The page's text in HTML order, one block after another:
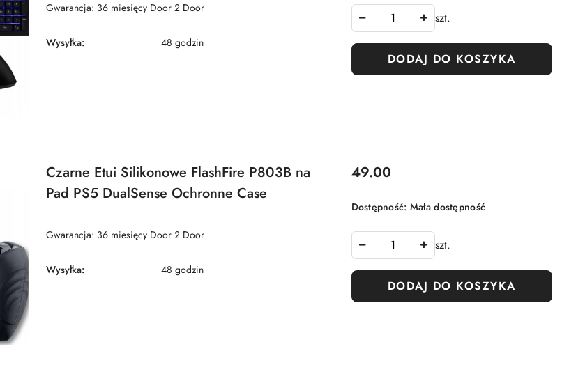
Gwarancja: 36 miesięcy Door 2 Door
Wysyłka: 48 godzin
szt.
DODAJ DO KOSZYKA
Czarne Etui Silikonowe FlashFire P803B na
Pad PS5 DualSense Ochronne Case
Gwarancja: 36 miesięcy Door 2 Door
Wysyłka: 48 godzin
Cena:
49.00
Dostępność: Mała dostępność
szt.
DODAJ DO KOSZYKA